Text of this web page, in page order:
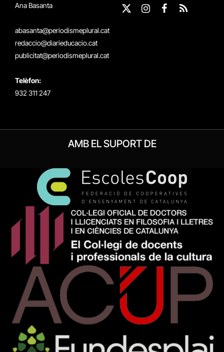
Ana Basanta
abasanta@periodismeplural.cat
redaccio@diarieducacio.cat
publicitat@periodismeplural.cat
Telèfon:
932 311 247
X
InstagramFacebook
RSS
AMB EL SUPORT DE